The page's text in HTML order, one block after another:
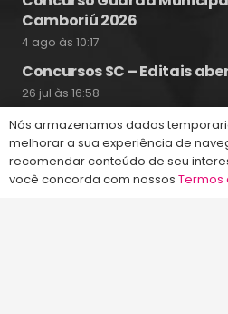
Camboriú 2026
4 ago às 10:17
Concursos SC – Editais
26 jul às 16:58
Fale Conosco
Nós armazenamos dados
melhorar a sua experiência de
recomendar conteúdo de seu
você concorda com nossos Termos